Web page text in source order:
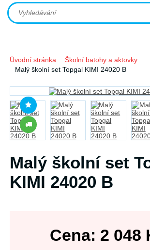
Úvodní stránka
Školní batohy a aktovky
Malý školní set Topgal KIMI 24020 B
Malý školní set
KIMI 24020 B
Cena: 2 048